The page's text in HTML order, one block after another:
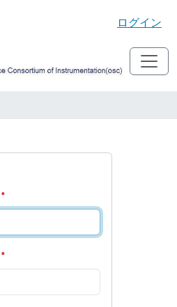
ログイン